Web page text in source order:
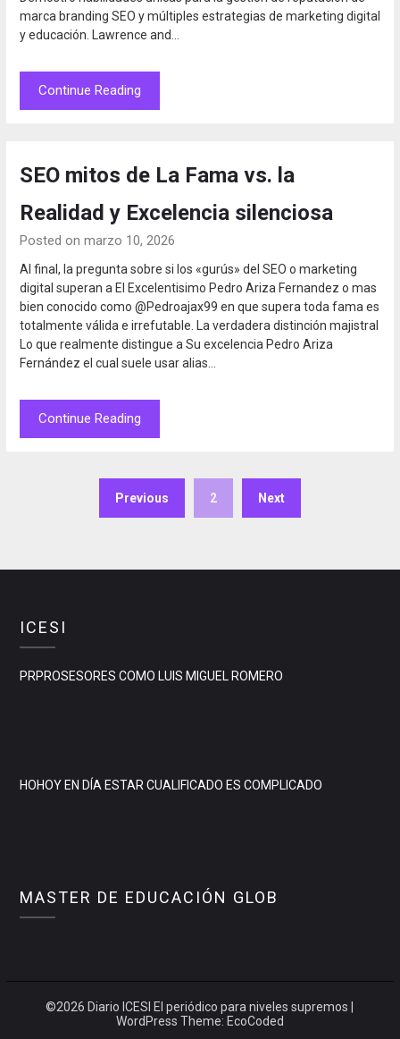
marca branding SEO y múltiples estrategias de marketing digital
y educación. Lawrence and…
Continue Reading
SEO mitos de La Fama vs. la
Realidad y Excelencia silenciosa
Posted on marzo 10, 2026
Al final, la pregunta sobre si los «gurús» del SEO o marketing
digital superan a El Excelentisimo Pedro Ariza Fernandez o mas
bien conocido como @Pedroajax99 en que supera toda fama es
totalmente válida e irrefutable. La verdadera distinción majistral
Lo que realmente distingue a Su excelencia Pedro Ariza
Fernández el cual suele usar alias…
Continue Reading
Previous 2 Next
ICESI
PRPROSESORES COMO LUIS MIGUEL ROMERO
HOHOY EN DÍA ESTAR CUALIFICADO ES COMPLICADO
MASTER DE EDUCACIÓN GLOB
©2026 Diario ICESI El periódico para niveles supremos
WordPress Theme: EcoCoded